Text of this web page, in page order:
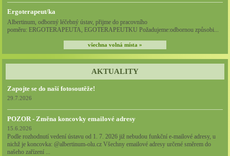
Ergoterapeut/ka
Albertinum, odborný léčebný ústav, přijme do pracovního
poměru: ERGOTERAPEUTA, EGOTERAPEUTKU Požadujeme:odbornou způsobi...
všechna volná místa »
AKTUALITY
Zapojte se do naší fotosoutěže!
29.7.2026
POZOR - Změna koncovky emailové adresy
15.6.2026
Podle rozhodnutí vedení ústavu od 1. 7. 2026 již nebudou funkční e-mailové adresy, u
nichž je koncovka: @albertinum-olu.cz Všechny emailové adresy určené směrem do
našeho zařízení ...